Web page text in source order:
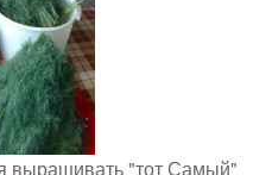
выращивать "тот Самый"